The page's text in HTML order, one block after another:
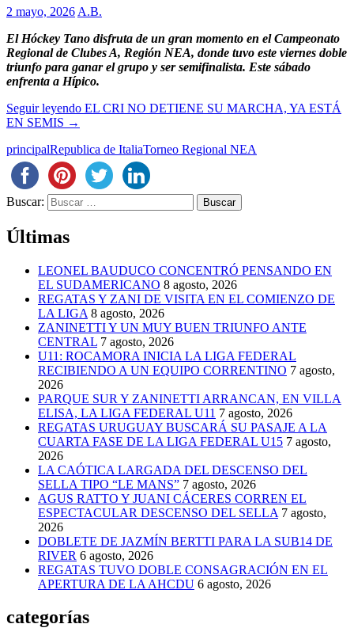
2 mayo, 2026 A.B.
El Hóckey Tano disfruta de un gran momento en el Campeonato
Regional de Clubes A, Región NEA, donde tuvo este viernes doble
triunfo para ganar el grupo y ser semifinalista. Este sábado
enfrenta a Hípico.
Seguir leyendo EL CRI NO DETIENE SU MARCHA, YA ESTÁ
EN SEMIS →
principalRepublica de ItaliaTorneo Regional NEA
Buscar:
Últimas
LEONEL BAUDUCO CONCENTRÓ PENSANDO EN
EL SUDAMERICANO 8 agosto, 2026
REGATAS Y ZANI DE VISITA EN EL COMIENZO DE
LA LIGA 8 agosto, 2026
ZANINETTI Y UN MUY BUEN TRIUNFO ANTE
CENTRAL 7 agosto, 2026
U11: ROCAMORA INICIA LA LIGA FEDERAL
RECIBIENDO A UN EQUIPO CORRENTINO 7 agosto,
2026
PARQUE SUR Y ZANINETTI ARRANCAN, EN VILLA
ELISA, LA LIGA FEDERAL U11 7 agosto, 2026
REGATAS URUGUAY BUSCARÁ SU PASAJE A LA
CUARTA FASE DE LA LIGA FEDERAL U15 7 agosto,
2026
LA CAÓTICA LARGADA DEL DESCENSO DEL
SELLA TIPO “LE MANS” 7 agosto, 2026
AGUS RATTO Y JUANI CÁCERES CORREN EL
ESPECTACULAR DESCENSO DEL SELLA 7 agosto,
2026
DOBLETE DE JAZMÍN BERTTI PARA LA SUB14 DE
RIVER 6 agosto, 2026
REGATAS TUVO DOBLE CONSAGRACIÓN EN EL
APERTURA DE LA AHCDU 6 agosto, 2026
categorías